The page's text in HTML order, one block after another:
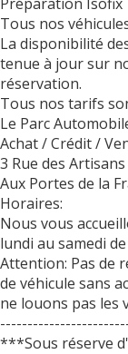
Tous nos
La disponibilité
tenue à jour sur
réservation.
Tous nos tarifs
Le Parc
Achat / Crédit /
3 Rue des
Aux Portes de la
Horaires:
Nous vous
lundi au samedi
Attention: Pas de
de véhicule sans
ne louons pas les
***Sous réserve